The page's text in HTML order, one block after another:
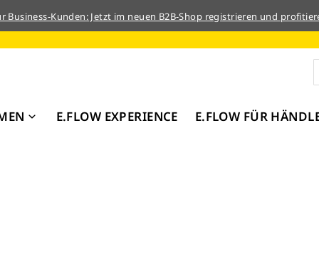
Business-Kunden: Jetzt im neuen B2B-Shop registrieren und
E.FLOW EXPERIENCE E.FLOW FÜR